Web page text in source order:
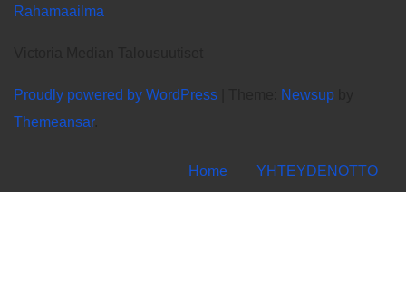
Rahamaailma
Proudly powered by WordPress Newsup
Themeansar.
Home YHTEYDENOTTO